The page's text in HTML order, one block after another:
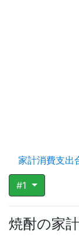
家計消費支出
#1
焼酎の家